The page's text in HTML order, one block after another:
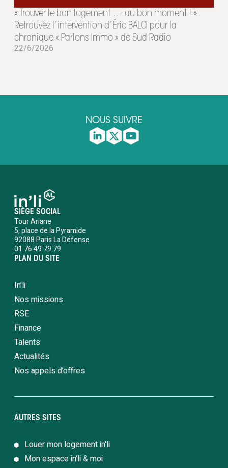
« Trouver le bon logement … au bon moment ! »
Retrouvez l’intervention d’Éric BALCI pour la
chronique « Parlons Immo » de Sud Radio
22/6/2026
NOUS SUIVRE
SIÈGE SOCIAL
Tour Ariane
5, place de la Pyramide
92088 Paris La Défense
01 76 49 79 79
PLAN DU SITE
In’li
Nos missions
RSE
Finance
Talents
Actualités
Nos appels d’offres
AUTRES SITES
Louer mon logement in'li
Mon espace in'li & moi